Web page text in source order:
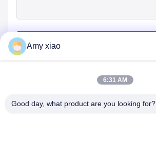
Amy xiao
6:31 AM
Good day, what product are you looking for?